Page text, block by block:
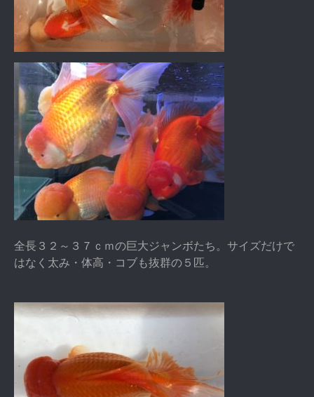
全長３２～３７ｃｍの巨大ジャンボたち。サイズだけで
はなく太み・体高・コブも抜群の５匹。